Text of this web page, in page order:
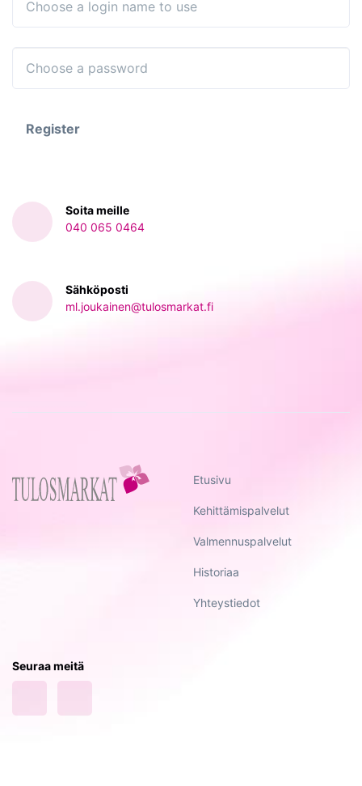
Register
Soita meille
040 065 0464‬
Sähköposti
ml.joukainen@tulosmarkat.fi
Etusivu
Kehittämispalvelut
Valmennuspalvelut
Historiaa
Yhteystiedot
Seuraa meitä